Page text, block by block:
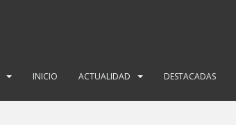
INICIO ACTUALIDAD DESTACADAS